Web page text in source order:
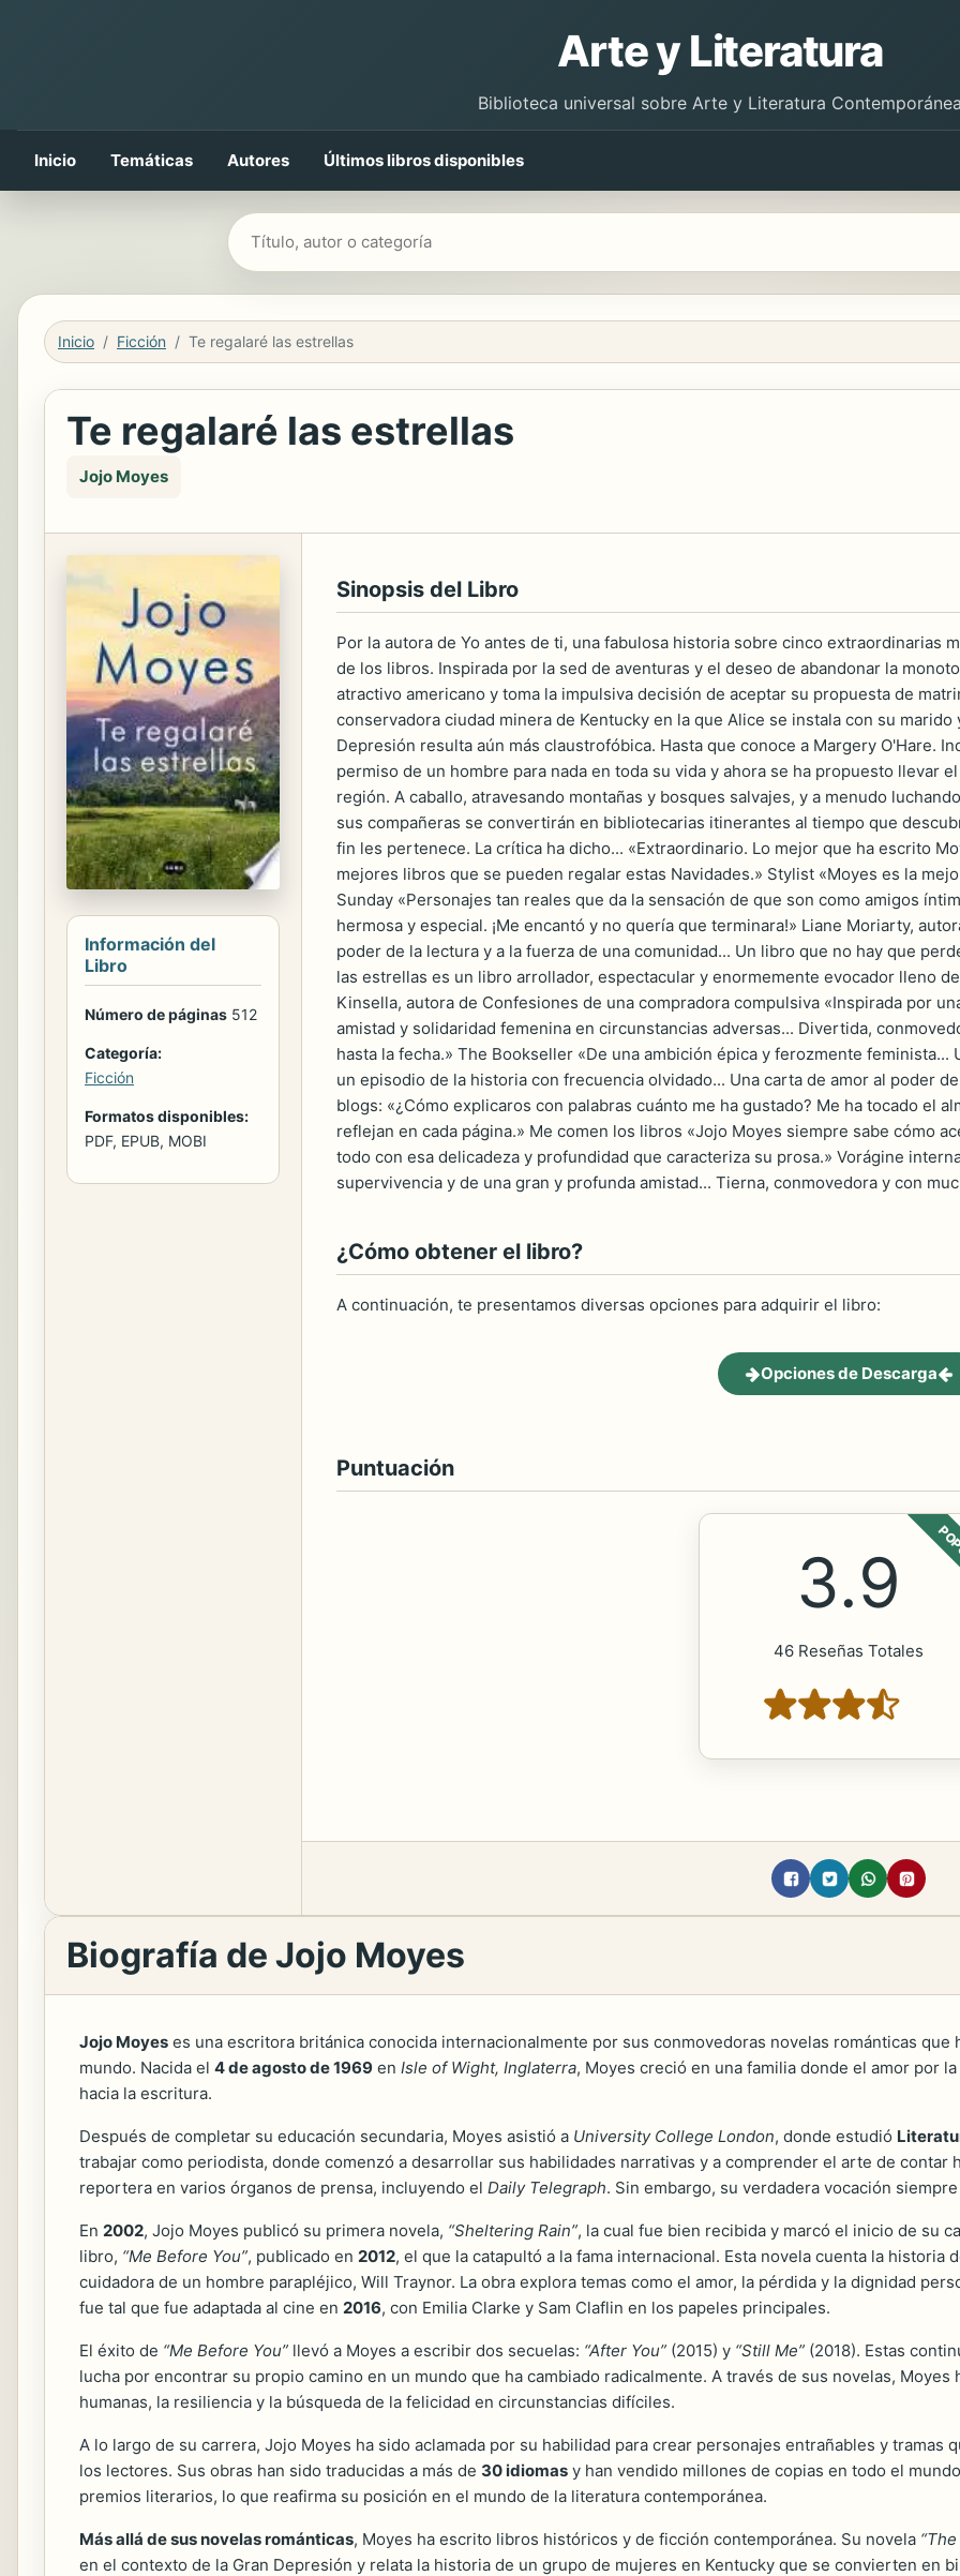
Arte y Literatura
Biblioteca universal sobre Arte y Literatura
Inicio Temáticas Autores Últimos libros disponibles
Buscar libros
Inicio Ficción Te regalaré las estrellas
Te regalaré las estrellas
Jojo Moyes
Información del
Libro
Número de páginas 512
Categoría:
Ficción
Formatos disponibles:
PDF, EPUB, MOBI
Sinopsis del Libro
Por la autora de Yo antes de ti, una fabulosa historia sobre cinco extraordinarias
de los libros. Inspirada por la sed de aventuras y el deseo de abandonar la
atractivo americano y toma la impulsiva decisión de aceptar su propuesta de
conservadora ciudad minera de Kentucky en la que Alice se instala con su
Depresión resulta aún más claustrofóbica. Hasta que conoce a Margery O'Hare.
permiso de un hombre para nada en toda su vida y ahora se ha propuesto llevar
región. A caballo, atravesando montañas y bosques salvajes, y a menudo
sus compañeras se convertirán en bibliotecarias itinerantes al tiempo que
fin les pertenece. La crítica ha dicho... «Extraordinario. Lo mejor que ha escrito
mejores libros que se pueden regalar estas Navidades.» Stylist «Moyes es la
Sunday «Personajes tan reales que da la sensación de que son como amigos
hermosa y especial. ¡Me encantó y no quería que terminara!» Liane Moriarty,
poder de la lectura y a la fuerza de una comunidad... Un libro que no hay que
las estrellas es un libro arrollador, espectacular y enormemente evocador lleno
Kinsella, autora de Confesiones de una compradora compulsiva «Inspirada por
amistad y solidaridad femenina en circunstancias adversas... Divertida,
hasta la fecha.» The Bookseller «De una ambición épica y ferozmente
un episodio de la historia con frecuencia olvidado... Una carta de amor al poder
blogs: «¿Cómo explicaros con palabras cuánto me ha gustado? Me ha tocado el
reflejan en cada página.» Me comen los libros «Jojo Moyes siempre sabe cómo
todo con esa delicadeza y profundidad que caracteriza su prosa.» Vorágine
supervivencia y de una gran y profunda amistad... Tierna, conmovedora y con
¿Cómo obtener el libro?
A continuación, te presentamos diversas opciones para adquirir el libro:
Opciones de Descarga
Puntuación
3.9
46 Reseñas Totales
Biografía de Jojo Moyes
Jojo Moyes es una escritora británica conocida internacionalmente por sus conmovedoras novelas románticas
mundo. Nacida el 4 de agosto de 1969 en Isle of Wight, Inglaterra, Moyes creció en una familia donde el amor por
hacia la escritura.
Después de completar su educación secundaria, Moyes asistió a University College London, donde estudió
trabajar como periodista, donde comenzó a desarrollar sus habilidades narrativas y a comprender el arte de contar
reportera en varios órganos de prensa, incluyendo el Daily Telegraph. Sin embargo, su verdadera vocación
En 2002, Jojo Moyes publicó su primera novela, “Sheltering Rain”, la cual fue bien recibida y marcó el inicio de su
libro, “Me Before You”, publicado en 2012, el que la catapultó a la fama internacional. Esta novela cuenta la historia
cuidadora de un hombre parapléjico, Will Traynor. La obra explora temas como el amor, la pérdida y la dignidad
fue tal que fue adaptada al cine en 2016, con Emilia Clarke y Sam Claflin en los papeles principales.
El éxito de “Me Before You” llevó a Moyes a escribir dos secuelas: “After You” (2015) y “Still Me” (2018). Estas
lucha por encontrar su propio camino en un mundo que ha cambiado radicalmente. A través de sus novelas,
humanas, la resiliencia y la búsqueda de la felicidad en circunstancias difíciles.
A lo largo de su carrera, Jojo Moyes ha sido aclamada por su habilidad para crear personajes entrañables y tramas
los lectores. Sus obras han sido traducidas a más de 30 idiomas y han vendido millones de copias en todo el
premios literarios, lo que reafirma su posición en el mundo de la literatura contemporánea.
Más allá de sus novelas románticas, Moyes ha escrito libros históricos y de ficción contemporánea. Su novela
en el contexto de la Gran Depresión y relata la historia de un grupo de mujeres en Kentucky que se convierten en